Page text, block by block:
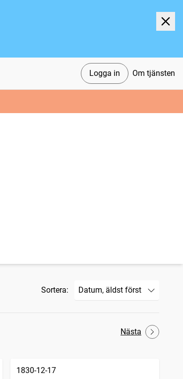
Logga in Om tjänsten
Sortera:
Nästa
1830-12-17